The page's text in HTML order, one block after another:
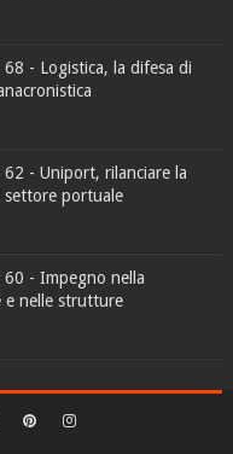
- Logistica, la difesa di
62 - Uniport, rilanciare la
settore portuale
60 - Impegno nella
e nelle strutture